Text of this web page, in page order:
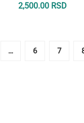
2,500.00 RSD
… 6 7